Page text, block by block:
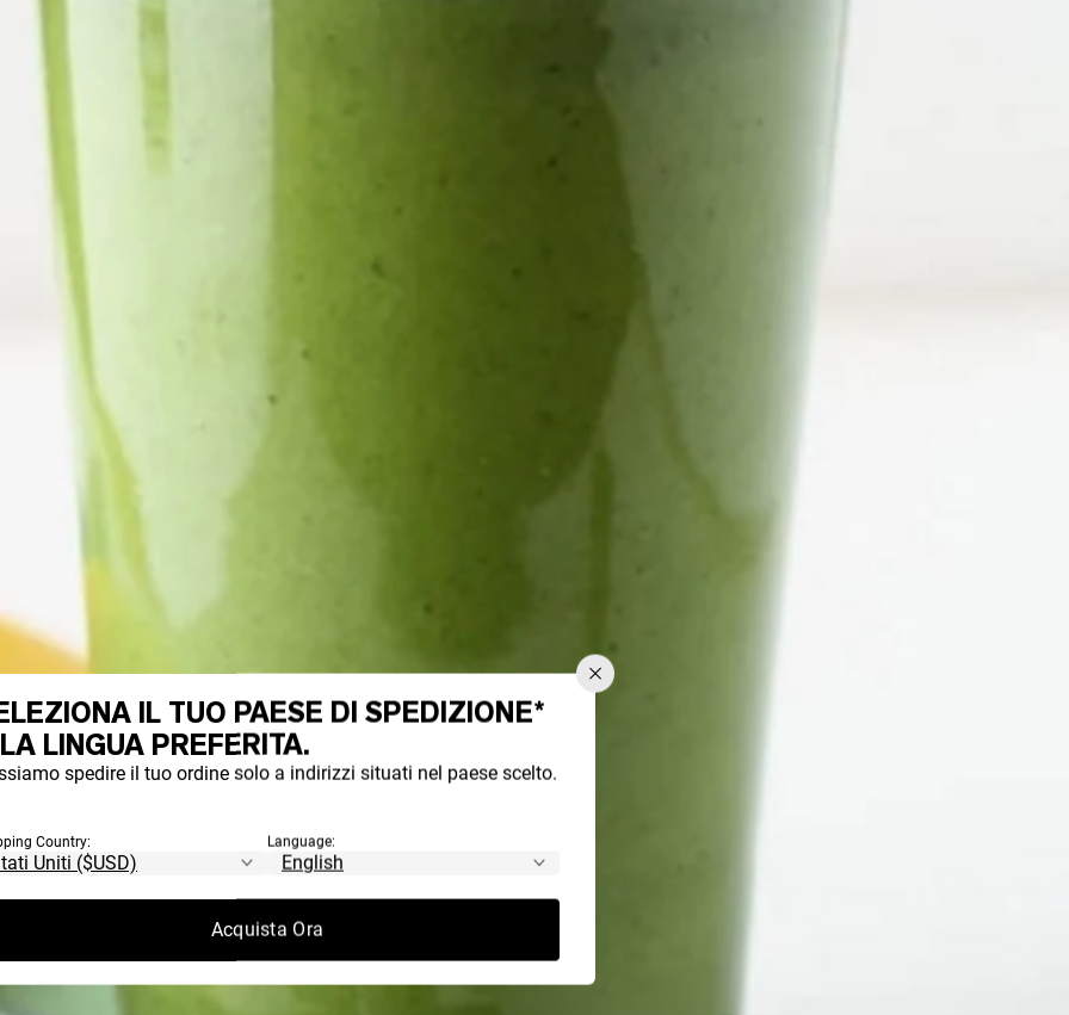
IL TUO PAESE DI SPEDIZIONE*
LINGUA PREFERITA.
spedire il tuo ordine solo a indirizzi situati nel paese scelto.
Country: Language:
Acquista Ora